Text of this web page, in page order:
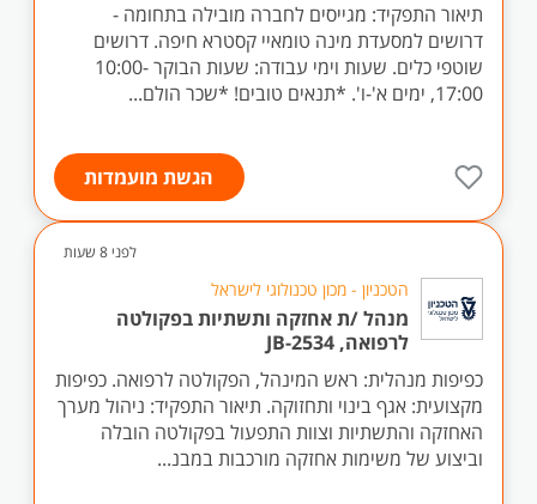
תיאור התפקיד: מגייסים לחברה מובילה בתחומה -
דרושים למסעדת מינה טומאיי קסטרא חיפה. דרושים
שוטפי כלים. שעות וימי עבודה: שעות הבוקר 10:00-
17:00, ימים א'-ו'. *תנאים טובים! *שכר הולם...
הגשת מועמדות
לפני 8 שעות
הטכניון - מכון טכנולוגי לישראל
מנהל /ת אחזקה ותשתיות בפקולטה
לרפואה, JB-2534
כפיפות מנהלית: ראש המינהל, הפקולטה לרפואה. כפיפות
מקצועית: אגף בינוי ותחזוקה. תיאור התפקיד: ניהול מערך
האחזקה והתשתיות וצוות התפעול בפקולטה הובלה
וביצוע של משימות אחזקה מורכבות במבנ...